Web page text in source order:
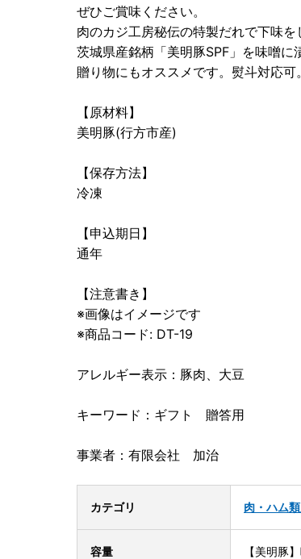
ぜひご賞味ください。
肉のカジ工房秘伝の特製だれで下味を
茨城県産銘柄「美明豚SPF」を味噌に
贈り物にもオススメです。熨斗対応可。
【原材料】
美明豚(行方市産)
【保存方法】
冷凍
【申込期日】
通年
【注意書き】
※画像はイメージです
※商品コード: DT-19
アレルギー表示：豚肉、大豆
キーワード：ギフト 贈答用
事業者：有限会社 加治
カテゴリ 肉・ハム類
容量 【美明豚